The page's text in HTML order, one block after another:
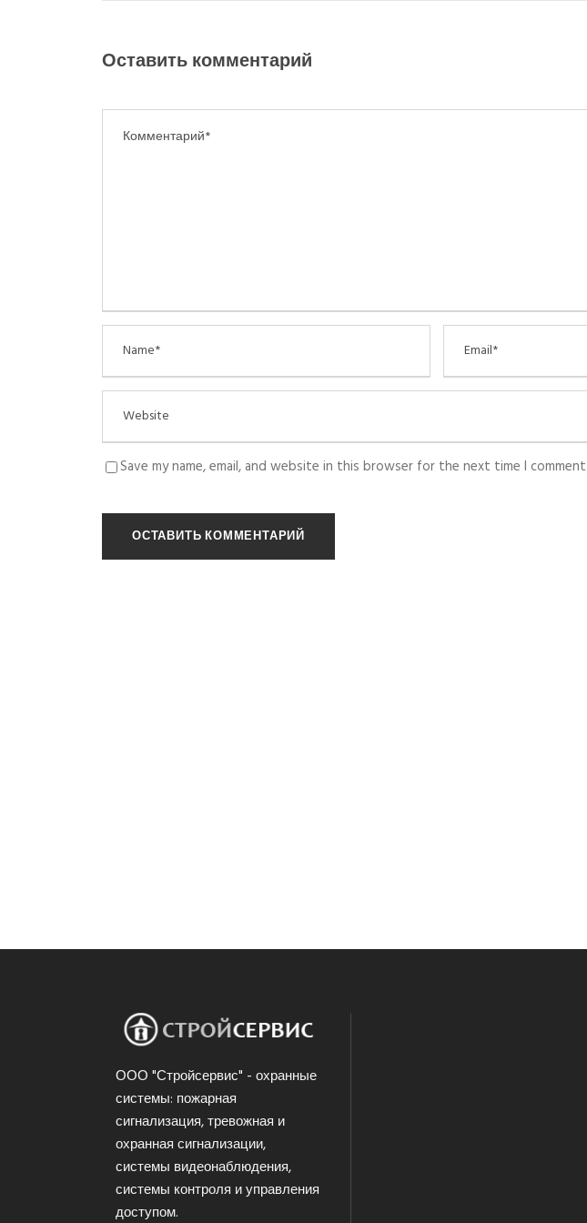
Оставить комментарий
Save my name, email, and website in this browser for the next time I comment.
ООО "Стройсервис" - охранные
системы: пожарная
сигнализация, тревожная и
охранная сигнализации,
системы видеонаблюдения,
системы контроля и управления
доступом.